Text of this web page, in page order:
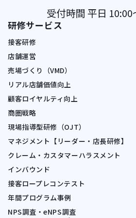
受付時間 平日 10:00
研修サービス
接客研修
店舗運営
売場づくり（VMD）
リアル店舗価値向上
顧客ロイヤルティ向上
商圏戦略
現場指導型研修（OJT）
マネジメント【リーダー・店長研修】
クレーム・カスタマーハラスメント
インバウンド
接客ロープレコンテスト
年間プログラム事例
NPS調査・eNPS調査